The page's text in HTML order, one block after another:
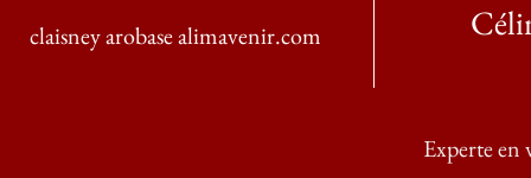
claisney arobase alimavenir.com
Experte